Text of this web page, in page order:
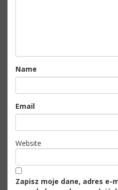
Name
Email
Website
Zapisz moje dane, adres e-